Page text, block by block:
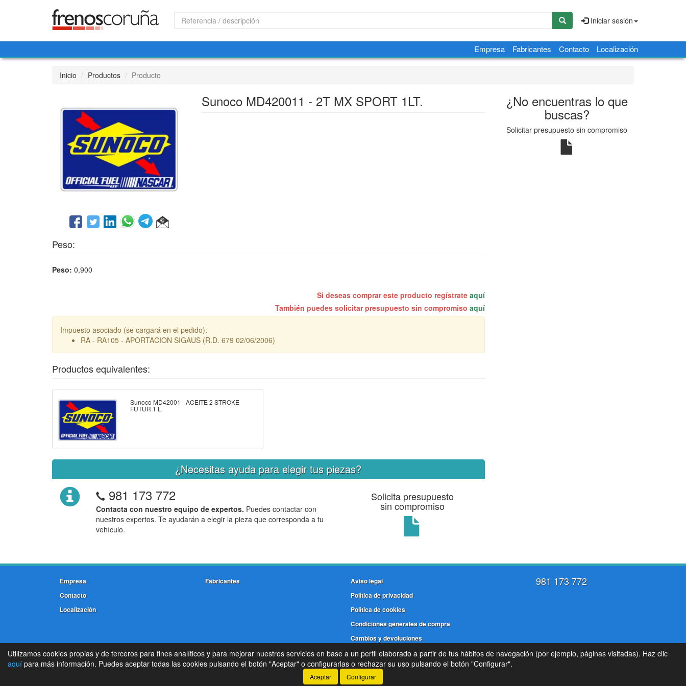
Iniciar sesión
Empresa Fabricantes Contacto Localización
Inicio Productos Producto
Sunoco MD420011 - 2T MX SPORT 1LT.
Peso:
Peso: 0,900
Si deseas comprar este producto regístrate aquí
También puedes solicitar presupuesto sin compromiso aquí
Impuesto asociado (se cargará en el pedido):
RA - RA105 - APORTACION SIGAUS (R.D. 679 02/06/2006)
Productos equivalentes:
Sunoco MD42001 - ACEITE 2 STROKE
FUTUR 1 L.
¿Necesitas ayuda para elegir tus piezas?
981 173 772
Contacta con nuestro equipo de expertos. Puedes contactar con
nuestros expertos. Te ayudarán a elegir la pieza que corresponda a tu
vehículo.
Solicita presupuesto
sin compromiso
¿No encuentras lo que
buscas?
Solicitar presupuesto sin compromiso
Empresa
Contacto
Localización
Fabricantes
Aviso legal
Política de privacidad
Política de cookies
Condiciones generales de compra
Cambios y devoluciones
981 173 772
©Frenos Coruña- 2026 -Tienda online de recambios de Gira
Utilizamos cookies propias y de terceros para fines analíticos y para mejorar nuestros servicios en base a un perfil elaborado a partir de tus hábitos de navegación (por ejemplo, páginas visitadas). Haz clic
aquí para más información. Puedes aceptar todas las cookies pulsando el botón "Aceptar" o configurarlas o rechazar su uso pulsando el botón "Configurar".
Aceptar Configurar